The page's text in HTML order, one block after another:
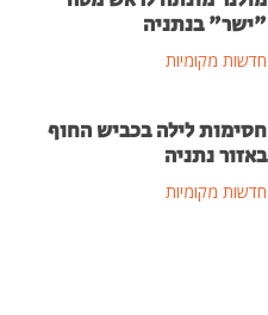
"ישר" בנתניה
חדשות מקומיות
חסימות לילה בכביש החוף
באזור נתניה
חדשות מקומיות